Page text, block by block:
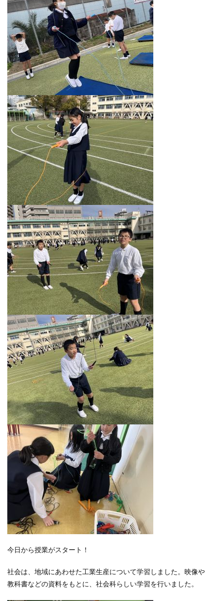
今日から授業がスタート！
社会は、地域にあわせた工業生産について学習しました。映像や
教科書などの資料をもとに、社会科らしい学習を行いました。